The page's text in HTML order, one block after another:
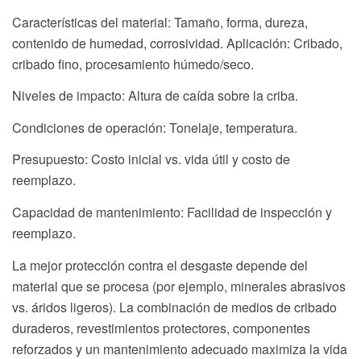
Características del material: Tamaño, forma, dureza,
contenido de humedad, corrosividad. Aplicación: Cribado,
cribado fino, procesamiento húmedo/seco.
Niveles de impacto: Altura de caída sobre la criba.
Condiciones de operación: Tonelaje, temperatura.
Presupuesto: Costo inicial vs. vida útil y costo de
reemplazo.
Capacidad de mantenimiento: Facilidad de inspección y
reemplazo.
La mejor protección contra el desgaste depende del
material que se procesa (por ejemplo, minerales abrasivos
vs. áridos ligeros). La combinación de medios de cribado
duraderos, revestimientos protectores, componentes
reforzados y un mantenimiento adecuado maximiza la vida